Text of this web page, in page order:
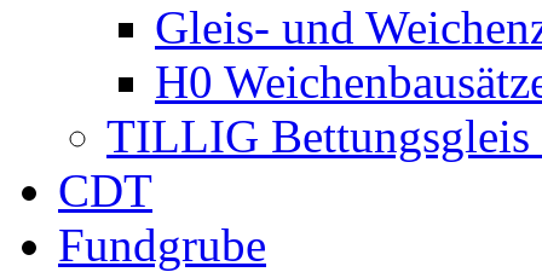
Gleis- und
H0
TILLIG
CDT
Fundgrube